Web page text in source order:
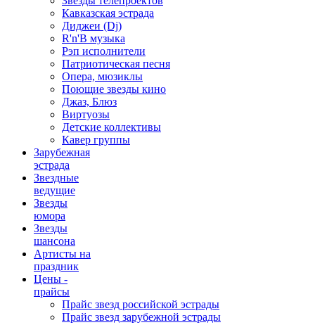
Кавказская эстрада
Диджеи (Dj)
R'n'B музыка
Рэп исполнители
Патриотическая песня
Опера, мюзиклы
Поющие звезды кино
Джаз, Блюз
Виртуозы
Детские коллективы
Кавер группы
Зарубежная
эстрада
Звездные
ведущие
Звезды
юмора
Звезды
шансона
Артисты на
праздник
Цены -
прайсы
Прайс звезд российской эстрады
Прайс звезд зарубежной эстрады